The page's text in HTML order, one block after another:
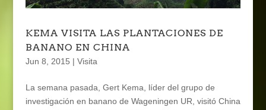
KEMA VISITA LAS PLANTACIONES DE
BANANO EN CHINA
Jun 8, 2015 | Visita
La semana pasada, Gert Kema, líder del grupo de
investigación en banano de Wageningen UR, visitó China